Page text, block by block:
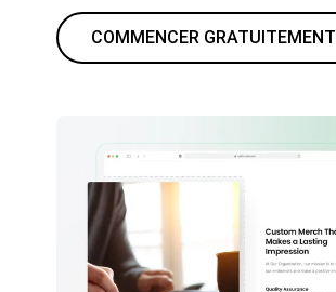
COMMENCER GRATUITEMENT